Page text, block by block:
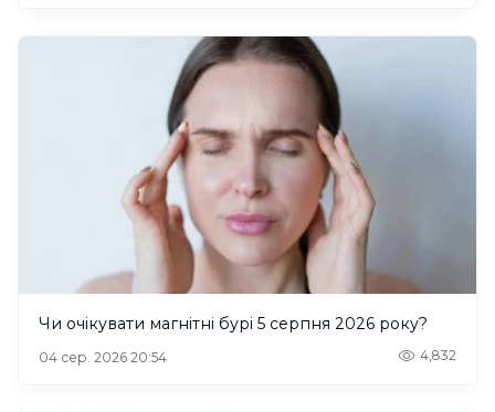
Чи очікувати магнітні бурі 5 серпня 2026 року?
04 сер. 2026 20:54 4,832